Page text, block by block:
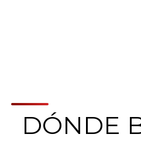
DÓNDE